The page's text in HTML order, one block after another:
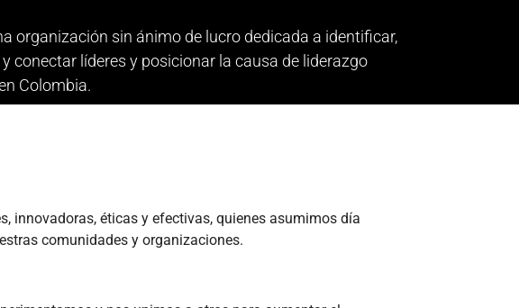
organización sin ánimo de lucro dedicada a identificar,
conectar líderes y posicionar la causa de liderazgo
Colombia.
innovadoras, éticas y efectivas, quienes asumimos día
comunidades y organizaciones.